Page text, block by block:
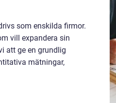
som enskilda firmor.
vill expandera sin
att ge en grundlig
mätningar,